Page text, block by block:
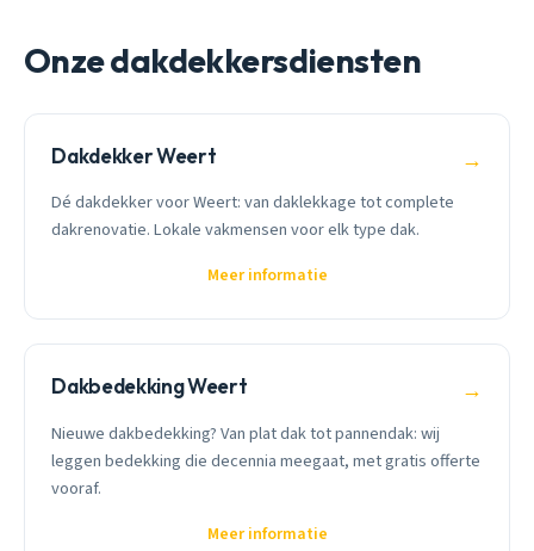
Onze dakdekkersdiensten
Dakdekker Weert →
Dé dakdekker voor Weert: van daklekkage tot complete
dakrenovatie. Lokale vakmensen voor elk type dak.
Meer informatie
Dakbedekking Weert →
Nieuwe dakbedekking? Van plat dak tot pannendak: wij
leggen bedekking die decennia meegaat, met gratis offerte
vooraf.
Meer informatie